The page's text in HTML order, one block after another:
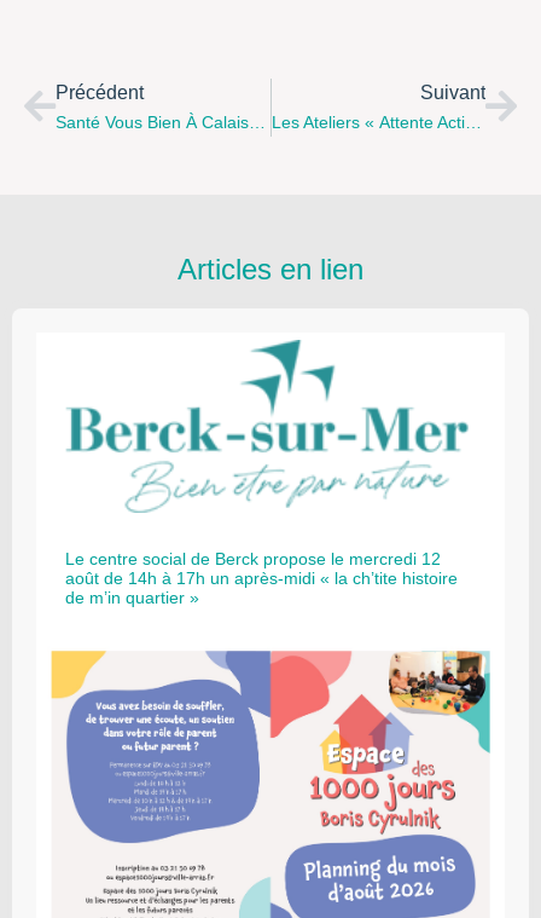
Précédent Suivant
Les Ateliers « Attente Active » Sur Le Calaisis. Nouvel Atelier À La Ferme Urbaine Calais Et Prochainement À Licques : Dans Les Locaux De L’école Jacques Prévert.
Articles en lien
Le centre social de Berck propose le mercredi 12
août de 14h à 17h un après-midi « la ch’tite histoire
de m’in quartier »